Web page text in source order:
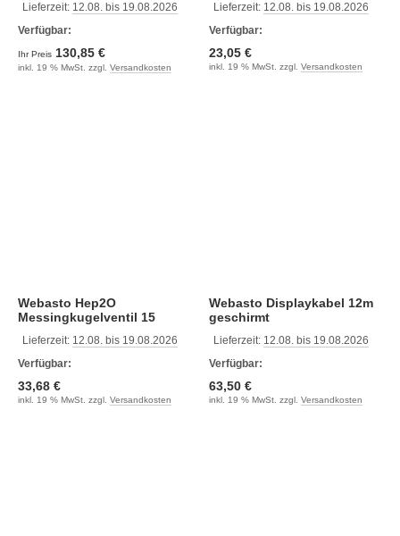
Lieferzeit: 12.08. bis 19.08.2026
Verfügbar:
Ihr Preis 130,85 €
inkl. 19 % MwSt. zzgl. Versandkosten
Lieferzeit: 12.08. bis 19.08.2026
Verfügbar:
23,05 €
inkl. 19 % MwSt. zzgl. Versandkosten
Webasto Hep2O
Messingkugelventil 15
Lieferzeit: 12.08. bis 19.08.2026
Verfügbar:
33,68 €
inkl. 19 % MwSt. zzgl. Versandkosten
Webasto Displaykabel 12m
geschirmt
Lieferzeit: 12.08. bis 19.08.2026
Verfügbar:
63,50 €
inkl. 19 % MwSt. zzgl. Versandkosten